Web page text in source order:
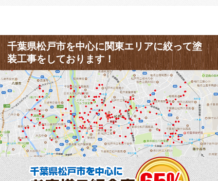
千葉県松戸市を中心に関東エリアに絞って塗
装工事をしております！